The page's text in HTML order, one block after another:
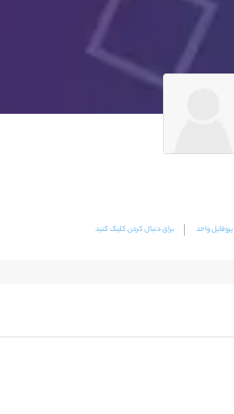
پروفایل واحد برای دنبال کردن کلیک کنید